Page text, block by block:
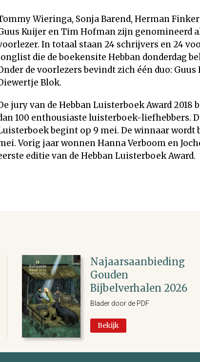
Wieringa, Sonja Barend, Herman
Kuijer en Tim Hofman zijn genomineerd
In totaal staan 24 schrijvers en 24
die de boekensite Hebban donderdag
de voorlezers bevindt zich één duo: Guus
Blok.
jury van de Hebban Luisterboek Award 2018
100 enthousiaste luisterboek-liefhebbers.
begint op 9 mei. De winnaar wordt
Vorig jaar wonnen Hanna Verboom en
editie van de Hebban Luisterboek Award.
Najaarsaanbieding
Gouden
Bijbelverhalen 2026
Blader door de PDF
Bekijk